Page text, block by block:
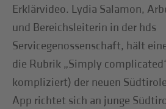
Erklärvideo. Lydia Salamon,
und Bereichsleiterin in der hds
Servicegenossenschaft, hält
die Rubrik „Simply
kompliziert) der neuen
App richtet sich an junge